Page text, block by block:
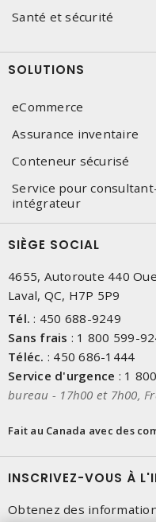
Santé et sécurité
SOLUTIONS
eCommerce
Assurance inventaire
Conteneur sécurisé
Service pour
intégrateur
SIÈGE SOCIAL
4655, Autoroute 440
Laval, QC, H7P 5P9
Tél. : 450 688-9249
Sans frais : 1 800 599-
Téléc. : 450 686-1444
Service d'urgence : 1
bureau - 17h00 et 7h00,
Fait au Canada avec des
INSCRIVEZ-VOUS À
Obtenez des